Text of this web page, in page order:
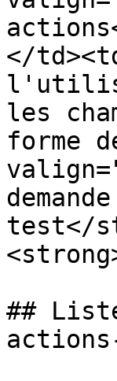
</
les
forme
test</
##